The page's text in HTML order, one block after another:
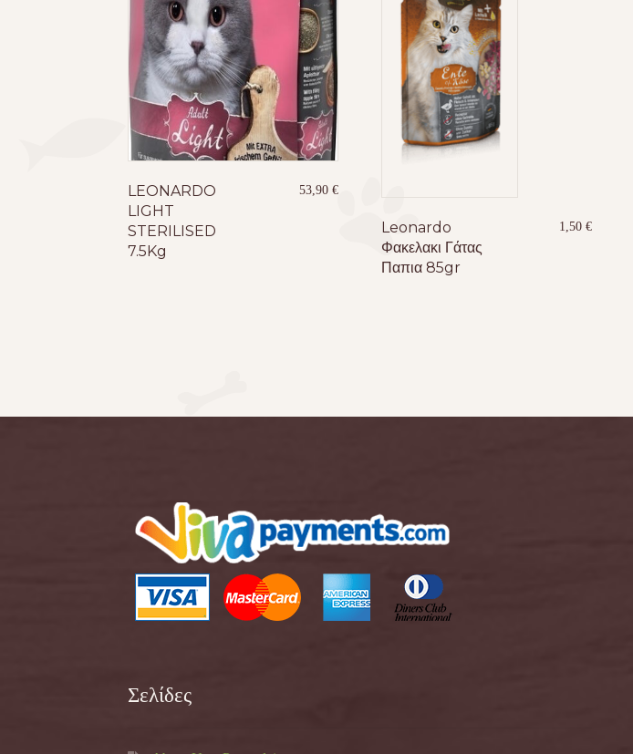
LEONARDO
LIGHT
STERILISED
7.5Kg
53,90€
Leonardo
Φακελακι Γάτας
Παπια 85gr
1,50 €
Σελίδες